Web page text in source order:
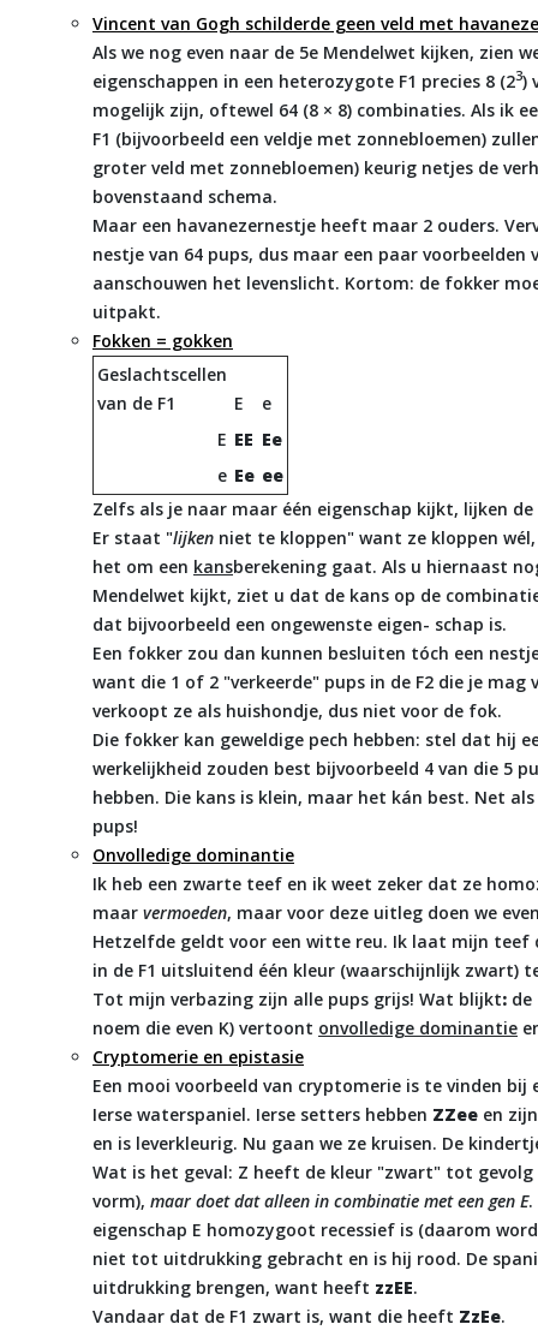
Vincent van Gogh schilderde geen veld met
Als we nog even naar de 5e Mendelwet kijken, zien
eigenschappen in een heterozygote F1 precies 8 (23)
mogelijk zijn, oftewel 64 (8 × 8) combinaties. Als ik
F1 (bijvoorbeeld een veldje met zonnebloemen)
groter veld met zonnebloemen) keurig netjes de
bovenstaand schema.
Maar een havanezernestje heeft maar 2 ouders.
nestje van 64 pups, dus maar een paar
aanschouwen het levenslicht. Kortom: de fokker
uitpakt.
Fokken = gokken
Geslachtscellen
van de F1
E
e
E EE Ee
e Ee ee
Zelfs als je naar maar één eigenschap kijkt, lijken
Er staat "lijken niet te kloppen" want ze kloppen
het om een kansberekening gaat. Als u hiernaast
Mendelwet kijkt, ziet u dat de kans op de
dat bijvoorbeeld een ongewenste eigen- schap is.
Een fokker zou dan kunnen besluiten tóch een
want die 1 of 2 "verkeerde" pups in de F2 die je
verkoopt ze als huishondje, dus niet voor de fok.
Die fokker kan geweldige pech hebben: stel dat hij
werkelijkheid zouden best bijvoorbeeld 4 van die 5
hebben. Die kans is klein, maar het kán best. Net
pups!
Onvolledige dominantie
Ik heb een zwarte teef en ik weet zeker dat ze
maar vermoeden, maar voor deze uitleg doen we
Hetzelfde geldt voor een witte reu. Ik laat mijn teef
in de F1 uitsluitend één kleur (waarschijnlijk zwart)
Tot mijn verbazing zijn alle pups grijs! Wat blijkt: de
noem die even K) vertoont onvolledige dominantie
Cryptomerie en epistasie
Een mooi voorbeeld van cryptomerie is te vinden bij
Ierse waterspaniel. Ierse setters hebben ZZee en
en is leverkleurig. Nu gaan we ze kruisen. De
Wat is het geval: Z heeft de kleur "zwart" tot gevolg
vorm), maar doet dat alleen in combinatie met een gen E.
eigenschap E homozygoot recessief is (daarom
niet tot uitdrukking gebracht en is hij rood. De
uitdrukking brengen, want heeft zzEE.
Vandaar dat de F1 zwart is, want die heeft ZzEe.